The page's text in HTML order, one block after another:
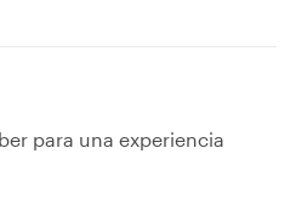
para una experiencia